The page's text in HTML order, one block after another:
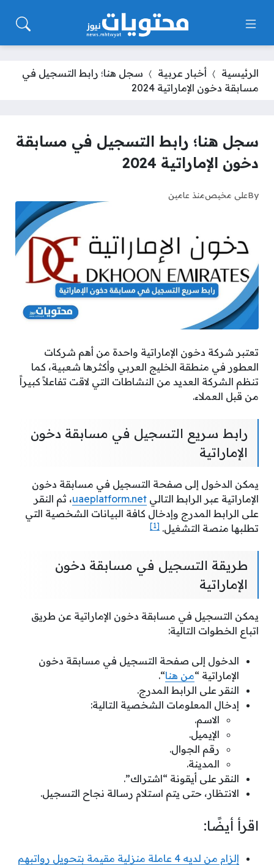
الرئيسية أخبار عربية
سجل هنا؛ رابط التسجيل في
مسابقة دخون الإماراتية 2024
سجل هنا؛ رابط التسجيل في مسابقة
دخون الإماراتية 2024
Byعلي مخيصمنذ عامين
تعتبر شركة دخون الإماراتية واحدة من أهم شركات
العطور في منطقة الخليج العربي وأكثرها شعبية، كما
تنظم الشركة العديد من النشاطات التي لاقت تفاعلاً كبيراً
من قبل العملاء.
رابط سريع التسجيل في مسابقة دخون
الإماراتية
يمكن الدخول إلى صفحة التسجيل في مسابقة دخون
الإماراتية عبر الرابط التالي uaeplatform.net، ثم النقر
على الرابط المدرج وإدخال كافة البيانات الشخصية التي
تطلبها منصة التشغيل. [1]
طريقة التسجيل في مسابقة دخون
الإماراتية
يمكن التسجيل في مسابقة دخون الإماراتية عن طريق
اتباع الخطوات التالية:
الدخول إلى صفحة التسجيل في مسابقة دخون
الإماراتية “من هنا“.
النقر على الرابط المدرج.
إدخال المعلومات الشخصية التالية:
الاسم.
الإيميل.
رقم الجوال.
المدينة.
النقر على أيقونة “اشتراك”.
الانتظار، حتى يتم استلام رسالة نجاح التسجيل.
اقرأ أيضًا:
إلزام من لديه 4 عاملة منزلية مقيمة بتحويل رواتبهم